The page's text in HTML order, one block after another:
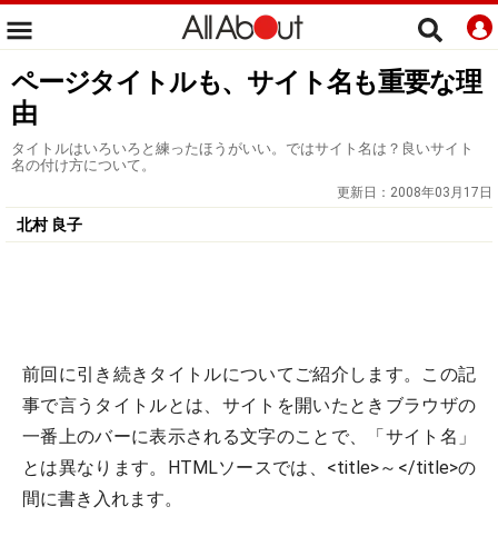
ページタイトルも、サイト名も重要な理
由
タイトルはいろいろと練ったほうがいい。ではサイト名は？良いサイト
名の付け方について。
更新日： 2008年03月17日
北村 良子
前回に引き続きタイトルについてご紹介します。この記
事で言うタイトルとは、サイトを開いたときブラウザの
一番上のバーに表示される文字のことで、「サイト名」
とは異なります。HTMLソースでは、<title>～</title>の
間に書き入れます。